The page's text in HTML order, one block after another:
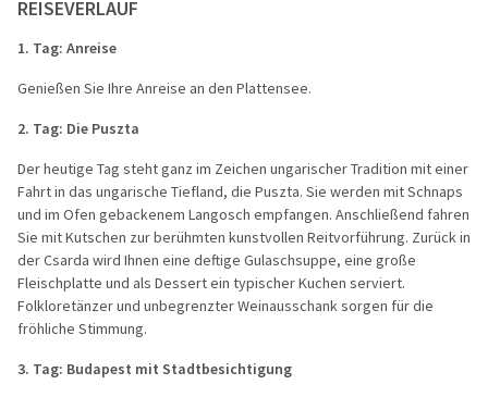
REISEVERLAUF
1. Tag: Anreise
Genießen Sie Ihre Anreise an den Plattensee.
2. Tag: Die Puszta
Der heutige Tag steht ganz im Zeichen ungarischer Tradition mit einer
Fahrt in das ungarische Tiefland, die Puszta. Sie werden mit Schnaps
und im Ofen gebackenem Langosch empfangen. Anschließend fahren
Sie mit Kutschen zur berühmten kunstvollen Reitvorführung. Zurück in
der Csarda wird Ihnen eine deftige Gulaschsuppe, eine große
Fleischplatte und als Dessert ein typischer Kuchen serviert.
Folkloretänzer und unbegrenzter Weinausschank sorgen für die
fröhliche Stimmung.
3. Tag: Budapest mit Stadtbesichtigung